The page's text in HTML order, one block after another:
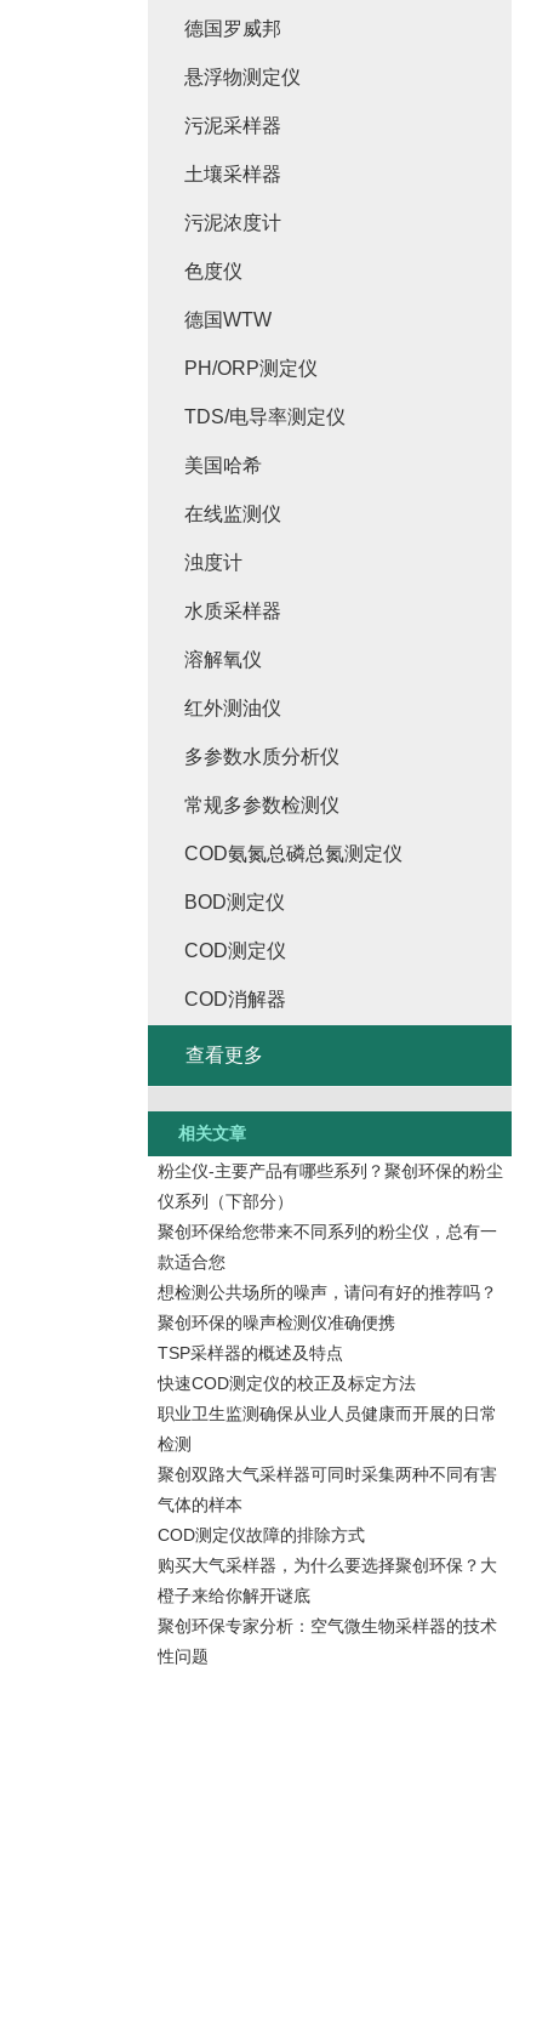
德国罗威邦
悬浮物测定仪
污泥采样器
土壤采样器
污泥浓度计
色度仪
德国WTW
PH/ORP测定仪
TDS/电导率测定仪
美国哈希
在线监测仪
浊度计
水质采样器
溶解氧仪
红外测油仪
多参数水质分析仪
常规多参数检测仪
COD氨氮总磷总氮测定仪
BOD测定仪
COD测定仪
COD消解器
查看更多
相关文章
粉尘仪-主要产品有哪些系列？聚创环保的粉尘
仪系列（下部分）
聚创环保给您带来不同系列的粉尘仪，总有一
款适合您
想检测公共场所的噪声，请问有好的推荐吗？
聚创环保的噪声检测仪准确便携
TSP采样器的概述及特点
快速COD测定仪的校正及标定方法
职业卫生监测确保从业人员健康而开展的日常
检测
聚创双路大气采样器可同时采集两种不同有害
气体的样本
COD测定仪故障的排除方式
购买大气采样器，为什么要选择聚创环保？大
橙子来给你解开谜底
聚创环保专家分析：空气微生物采样器的技术
性问题